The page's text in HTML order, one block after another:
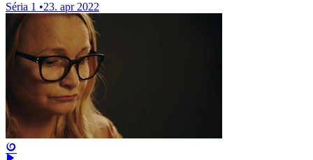
Séria 1 •23. apr 2022